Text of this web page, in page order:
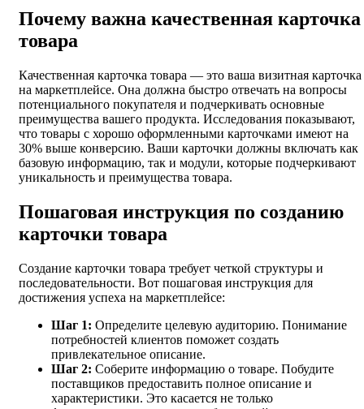
Почему важна качественная карточка
товара
Качественная карточка товара — это ваша визитная карточка
на маркетплейсе. Она должна быстро отвечать на вопросы
потенциального покупателя и подчеркивать основные
преимущества вашего продукта. Исследования показывают,
что товары с хорошо оформленными карточками имеют на
30% выше конверсию. Ваши карточки должны включать как
базовую информацию, так и модули, которые подчеркивают
уникальность и преимущества товара.
Пошаговая инструкция по созданию
карточки товара
Создание карточки товара требует четкой структуры и
последовательности. Вот пошаговая инструкция для
достижения успеха на маркетплейсе:
Шаг 1: Определите целевую аудиторию. Понимание
потребностей клиентов поможет создать
привлекательное описание.
Шаг 2: Соберите информацию о товаре. Побудите
поставщиков предоставить полное описание и
характеристики. Это касается не только